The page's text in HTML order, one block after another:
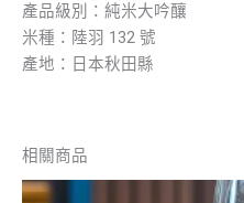
產品級別：純米大吟釀
米種：陸羽 132 號
產地：日本秋田縣
相關商品